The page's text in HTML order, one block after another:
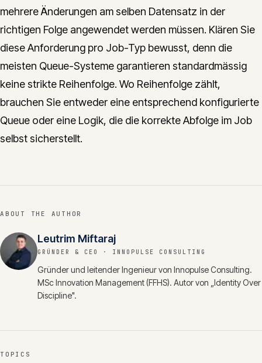
mehrere Änderungen am selben Datensatz in der
richtigen Folge angewendet werden müssen. Klären Sie
diese Anforderung pro Job-Typ bewusst, denn die
meisten Queue-Systeme garantieren standardmässig
keine strikte Reihenfolge. Wo Reihenfolge zählt,
brauchen Sie entweder eine entsprechend konfigurierte
Queue oder eine Logik, die die korrekte Abfolge im Job
selbst sicherstellt.
ABOUT THE AUTHOR
Leutrim Miftaraj
GRÜNDER & CEO · INNOPULSE CONSULTING
Gründer und leitender Ingenieur von Innopulse Consulting.
MSc Innovation Management (FFHS). Autor von „Identity Over
Discipline".
TOPICS